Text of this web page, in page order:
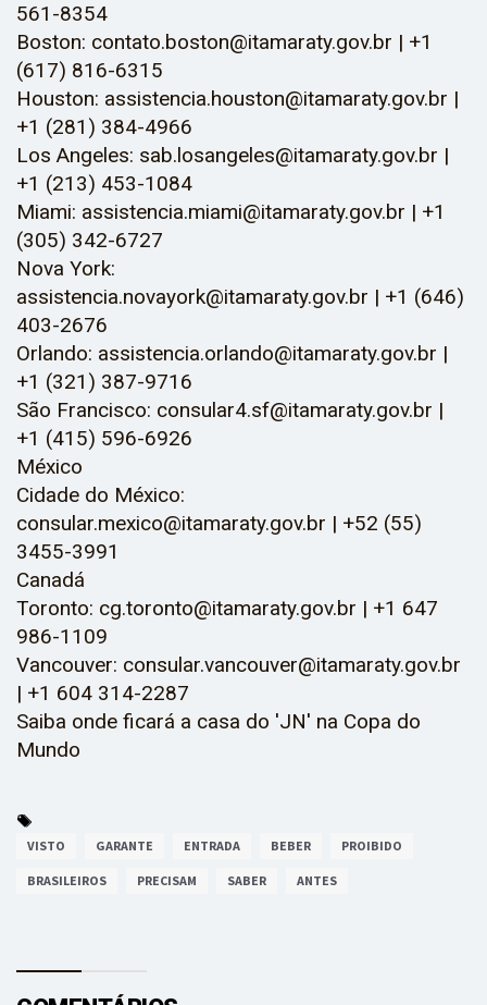
561-8354
Boston: contato.boston@itamaraty.gov.br | +1
(617) 816-6315
Houston: assistencia.houston@itamaraty.gov.br |
+1 (281) 384-4966
Los Angeles: sab.losangeles@itamaraty.gov.br |
+1 (213) 453-1084
Miami: assistencia.miami@itamaraty.gov.br | +1
(305) 342-6727
Nova York:
assistencia.novayork@itamaraty.gov.br | +1 (646)
403-2676
Orlando: assistencia.orlando@itamaraty.gov.br |
+1 (321) 387-9716
São Francisco: consular4.sf@itamaraty.gov.br |
+1 (415) 596-6926
México
Cidade do México:
consular.mexico@itamaraty.gov.br | +52 (55)
3455-3991
Canadá
Toronto: cg.toronto@itamaraty.gov.br | +1 647
986-1109
Vancouver: consular.vancouver@itamaraty.gov.br
| +1 604 314-2287
Saiba onde ficará a casa do 'JN' na Copa do
Mundo
VISTO GARANTE ENTRADA BEBER PROIBIDO
BRASILEIROS PRECISAM SABER ANTES